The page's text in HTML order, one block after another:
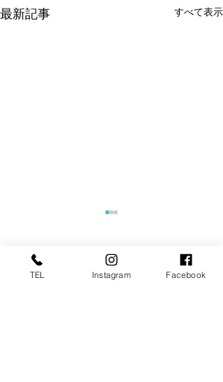
最新記事 すべて表示
コメント
TEL Instagram Facebook